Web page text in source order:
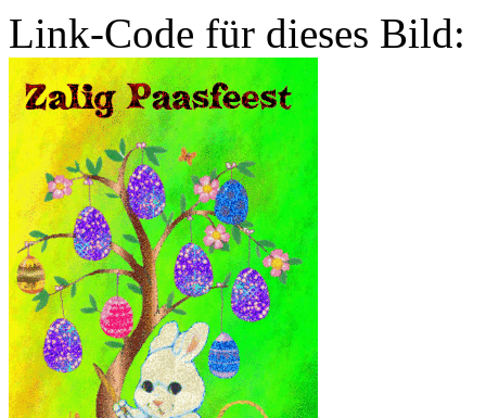
Link-Code für dieses Bild: